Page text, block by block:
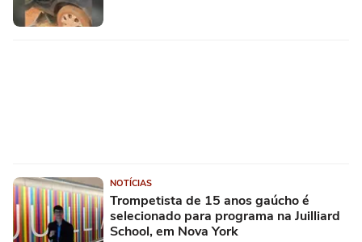
NOTÍCIAS
Trompetista de 15 anos gaúcho é
selecionado para programa na Juilliard
School, em Nova York